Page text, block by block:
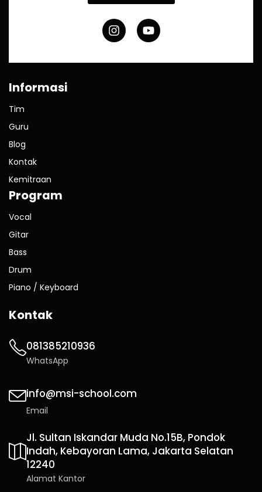
Informasi
Tim
Guru
Blog
Kontak
Kemitraan
Program
Vocal
Gitar
Bass
Drum
Piano / Keyboard
Kontak
081385210936
WhatsApp
info@msi-school.com
Email
Jl. Sultan Iskandar Muda No.15B, Pondok
Indah, Kebayoran Lama, Jakarta Selatan
12240
Alamat Kantor